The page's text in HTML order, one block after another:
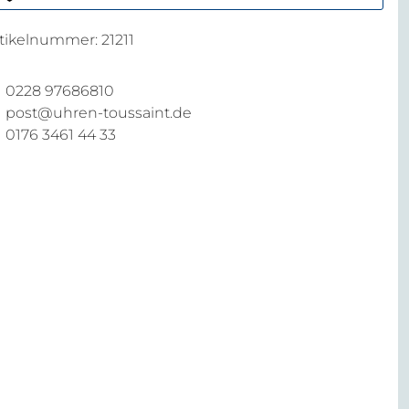
21211
0228 97686810
post@uhren-toussaint.de
0176 3461 44 33